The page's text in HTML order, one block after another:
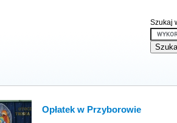
Szukaj
Opłatek w Przyborowie